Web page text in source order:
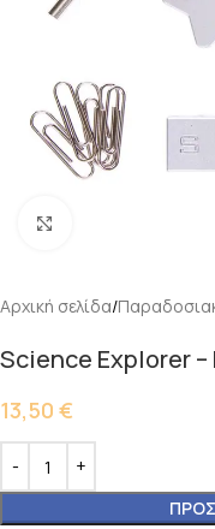
Αρχική σελίδα
Science Explorer
13,50 €